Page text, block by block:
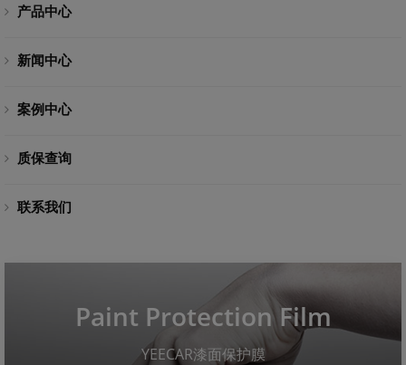
产品中心
新闻中心
案例中心
质保查询
联系我们
Paint Protection Film
YEECAR漆面保护膜